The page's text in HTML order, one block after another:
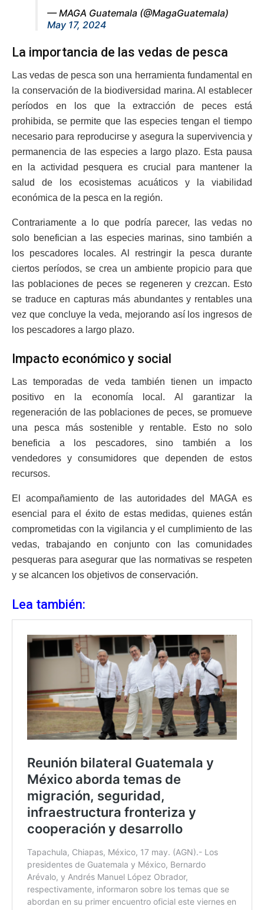
— MAGA Guatemala (@MagaGuatemala)
May 17, 2024
La importancia de las vedas de pesca
Las vedas de pesca son una herramienta fundamental en
la conservación de la biodiversidad marina. Al establecer
períodos en los que la extracción de peces está
prohibida, se permite que las especies tengan el tiempo
necesario para reproducirse y asegura la supervivencia y
permanencia de las especies a largo plazo. Esta pausa
en la actividad pesquera es crucial para mantener la
salud de los ecosistemas acuáticos y la viabilidad
económica de la pesca en la región.
Contrariamente a lo que podría parecer, las vedas no
solo benefician a las especies marinas, sino también a
los pescadores locales. Al restringir la pesca durante
ciertos períodos, se crea un ambiente propicio para que
las poblaciones de peces se regeneren y crezcan. Esto
se traduce en capturas más abundantes y rentables una
vez que concluye la veda, mejorando así los ingresos de
los pescadores a largo plazo.
Impacto económico y social
Las temporadas de veda también tienen un impacto
positivo en la economía local. Al garantizar la
regeneración de las poblaciones de peces, se promueve
una pesca más sostenible y rentable. Esto no solo
beneficia a los pescadores, sino también a los
vendedores y consumidores que dependen de estos
recursos.
El acompañamiento de las autoridades del MAGA es
esencial para el éxito de estas medidas, quienes están
comprometidas con la vigilancia y el cumplimiento de las
vedas, trabajando en conjunto con las comunidades
pesqueras para asegurar que las normativas se respeten
y se alcancen los objetivos de conservación.
Lea también: